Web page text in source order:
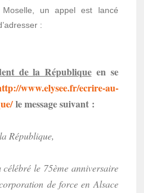
un appel est lancé
:
de la Répu­bliqueen se
www.elysee.fr/ecrire-au-
le message suivant :
Répu­blique,
le 75ème anni­ver­saire
de force en Alsace